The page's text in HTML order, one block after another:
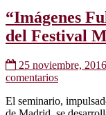
“Imágenes
del Festival
25 noviembre, 2016
comentarios
El seminario,